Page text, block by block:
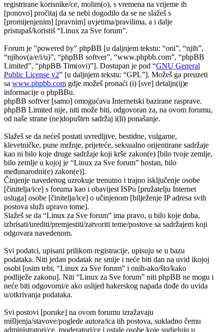
registrirane korisnike/ce, molim(o), s vremena na vrijeme ih
[ponovo] pročitaj da se nebi dogodilo da se ne slažeš s
[promijenjenim] [pravnim] uvjetima/pravilima, a i dalje
pristupaš/koristiš “Linux za Sve forum”.
Forum je "powered by" phpBB [u daljnjem tekstu: “oni”, “njih”,
“njihov(a/e/i/u)”, “phpBB softver”, “www.phpbb.com”, “phpBB
Limited”, “phpBB Tim(ovi)”]. Dostupan je pod “GNU General
Public License v2” [u daljnjem tekstu: “GPL”]. Možeš ga preuzeti
sa www.phpbb.com gdje možeš pronaći (i) [sve] detaljn(ij)e
informacije o phpBBu.
phpBB softver [samo] omogućava Internetski bazirane rasprave.
phpBB Limited nije, niti može biti, odgovoran za, na ovom forumu,
od naše strane (ne)dopušten sadržaj i(li) ponašanje.
Slažeš se da nećeš postati uvredljive, bestidne, vulgarne,
klevetničke, pune mržnje, prijeteće, seksualno orijentirane sadržaje
kao ni bilo koje druge sadržaje koji krše zakon(e) [bilo tvoje zemlje,
bilo zemlje u kojoj je “Linux za Sve forum” hostan, bilo
međunarodni(e) zakon(e)].
Činjenje navedenog uzrokuje trenutno i trajno isključenje osobe
[činitelja/ice] s foruma kao i obavijest ISPu [pružatelju Internet
usluga] osobe [činitelja/ice] o učinjenom [bilježenje IP adresa svih
postova služi upravo tome].
Slažeš se da “Linux za Sve forum” ima pravo, u bilo koje doba,
izbrisati/urediti/premjestiti/zatvoriti teme/postove sa sadržajem koji
odgovara navedenom.
Svi podatci, upisani prilikom registracije, upisuju se u bazu
podataka. Niti jedan podatak ne smije i neće biti dan na uvid ikojoj
osobi [osim tebi, “Linux za Sve forum” i onih-ako/što/kako
podliježe zakonu]. Niti “Linux za Sve forum” niti phpBB ne mogu i
neće biti odgovorni/e ako uslijed hakerskog napada dođe do uvida
u/otkrivanja podataka.
Svi postovi [poruke] na ovom forumu izražavaju
mišljenja/stavove/poglede autora/ica tih postova, sukladno čemu
administratori/ce, moderatori/ce i ostale osobe koje sudjeluju u